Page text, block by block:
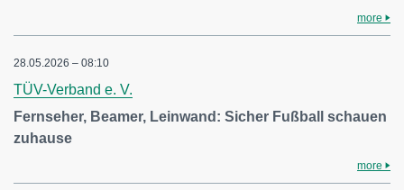
more
28.05.2026 – 08:10
TÜV-Verband e. V.
Fernseher, Beamer, Leinwand: Sicher Fußball schauen
zuhause
more